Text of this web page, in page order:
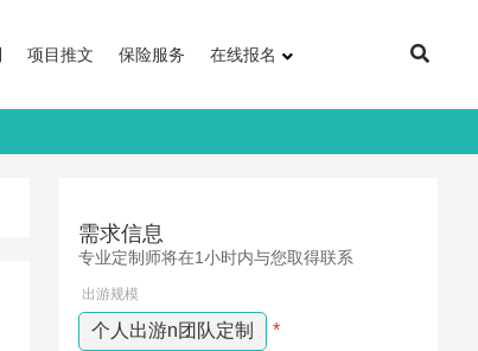
项目推文 保险服务 在线报名
需求信息
专业定制师将在1小时内与您取得联系
出游规模
个人出游n团队定制 *